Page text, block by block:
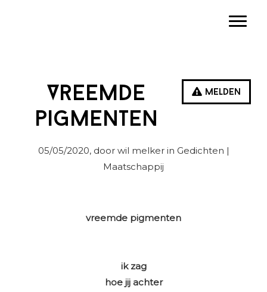
Melden
Vreemde
pigmenten
05/05/2020, door wil melker in Gedichten |
Maatschappij
vreemde pigmenten
ik zag
hoe jij achter